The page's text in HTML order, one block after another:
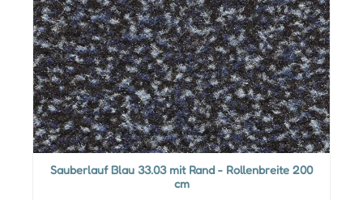
Sauberlauf Blau 33.03 mit Rand - Rollenbreite 200
cm